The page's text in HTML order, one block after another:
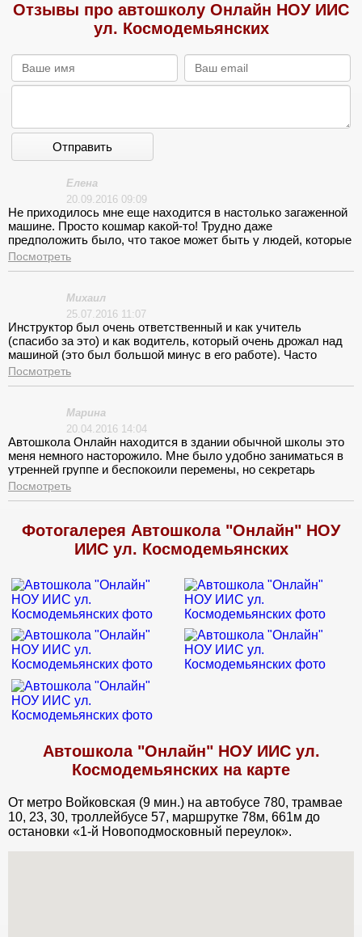
Отзывы про автошколу Онлайн НОУ ИИС
ул. Космодемьянских
Отправить
Елена
20.09.2016 09:09
Не приходилось мне еще находится в настолько загаженной
машине. Просто кошмар какой-то! Трудно даже
предположить было, что такое может быть у людей, которые
предоставляют услуги по обучению. Между прочим, далеко
не бесплатно!
Посмотреть
Михаил
25.07.2016 11:07
Инструктор был очень ответственный и как учитель
(спасибо за это) и как водитель, который очень дрожал над
машиной (это был большой минус в его работе). Часто
хватался за сердце, когда я отрабатывал разные маневры.
Это смешило и напрягало!
Посмотреть
Марина
20.04.2016 14:04
Автошкола Онлайн находится в здании обычной школы это
меня немного насторожило. Мне было удобно заниматься в
утренней группе и беспокоили перемены, но секретарь
заверила «хорошей звукоизоляцией» и я расслабилась. Зря,
нормально заниматься можно было только в вечерней
сложно. Обучение приличное, но моментами скучное. Было
бы классно если бы все филиалы были обустроены
одинаково, а не только центральные.
Посмотреть
Фотогалерея Автошкола "Онлайн" НОУ
ИИС ул. Космодемьянских
Автошкола "Онлайн" НОУ ИИС ул.
Космодемьянских на карте
От метро Войковская (9 мин.) на автобусе 780, трамвае
10, 23, 30, троллейбусе 57, маршрутке 78м, 661м до
остановки «1-й Новоподмосковный переулок».